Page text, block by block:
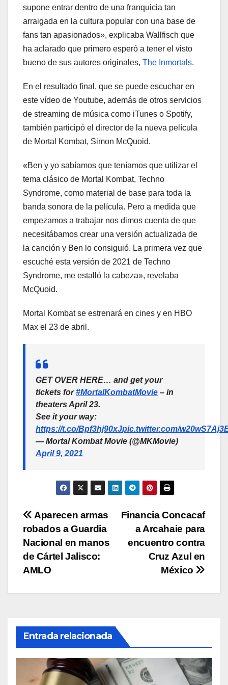
supone entrar dentro de una franquicia tan
arraigada en la cultura popular con una base de
fans tan apasionados», explicaba Wallfisch que
ha aclarado que primero esperó a tener el visto
bueno de sus autores originales, The Inmortals.
En el resultado final, que se puede escuchar en
este vídeo de Youtube, además de otros servicios
de streaming de música como iTunes o Spotify,
también participó el director de la nueva película
de Mortal Kombat, Simon McQuoid.
«Ben y yo sabíamos que teníamos que utilizar el
tema clásico de Mortal Kombat, Techno
Syndrome, como material de base para toda la
banda sonora de la película. Pero a medida que
empezamos a trabajar nos dimos cuenta de que
necesitábamos crear una versión actualizada de
la canción y Ben lo consiguió. La primera vez que
escuché esta versión de 2021 de Techno
Syndrome, me estalló la cabeza», revelaba
McQuoid.
Mortal Kombat se estrenará en cines y en HBO
Max el 23 de abril.
GET OVER HERE… and get your
tickets for#MortalKombatMovie – in
theaters April 23.
See it your way:
https://t.co/Bpf3hj90xJpic.twitter.com/
— Mortal Kombat Movie (@MKMovie)
April 9, 2021
Navegación
de
entradas
Financia Concacaf
a Arcahaie para
encuentro contra
Cruz Azul en
México
Aparecen armas
robados a Guardia
Nacional en manos
de Cártel Jalisco:
AMLO
Entrada relacionada